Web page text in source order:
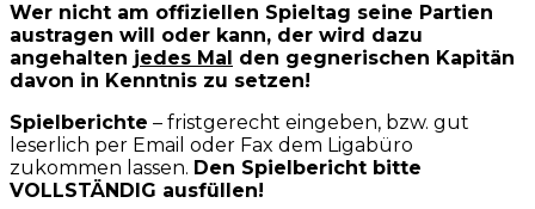
Wer nicht am offiziellen Spieltag seine Partien
austragen will oder kann, der wird dazu
angehalten jedes Mal
den gegnerischen Kapitän
davon in Kenntnis zu setzen!
Spielberichte – fristgerecht eingeben, bzw. gut
leserlich per Email oder Fax dem Ligabüro
zukommen lassen. Den Spielbericht bitte
VOLLSTÄNDIG ausfüllen!